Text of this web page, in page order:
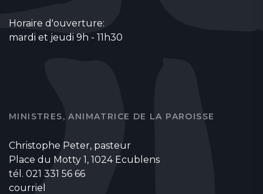
Horaire d'ouverture:
mardi et jeudi 9h - 11h30
MINISTRES, ANIMATRICE DE LA PAROISSE
Christophe Peter, pasteur
Place du Motty 1, 1024 Ecublens
tél. 021 331 56 66
courriel